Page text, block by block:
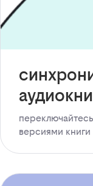
версиями